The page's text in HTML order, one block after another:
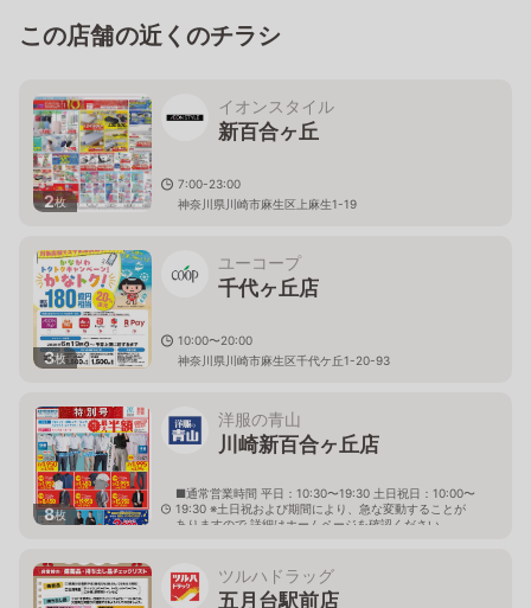
この店舗の近くのチラシ
2枚
イオンスタイル
新百合ヶ丘
7:00-23:00
神奈川県川崎市麻生区上麻生1-19
3枚
ユーコープ
千代ヶ丘店
10:00〜20:00
神奈川県川崎市麻生区千代ケ丘1-20-93
8枚
洋服の青山
川崎新百合ヶ丘店
■通常営業時間 平日：10:30〜19:30 土日祝日：10:00〜
19:30 ※土日祝および期間により、急な変動することが
ありますので 詳細はホームページを確認ください
ツルハドラッグ
五月台駅前店